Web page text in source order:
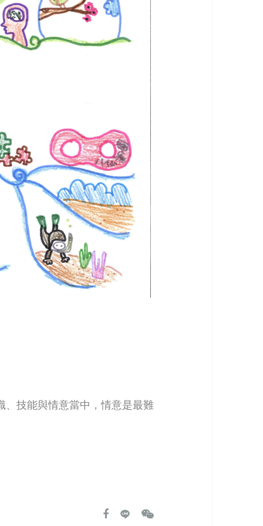
、技能與情意當中，情意是最難